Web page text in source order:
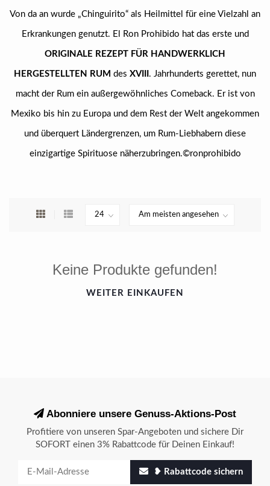
Von da an wurde „Chinguirito“ als Heilmittel für eine Vielzahl an
Erkrankungen genutzt. El Ron Prohibido hat das erste und
ORIGINALE REZEPT FÜR HANDWERKLICH
HERGESTELLTEN RUM des XVIII . Jahrhunderts gerettet, nun
macht der Rum ein außergewöhnliches Comeback. Er ist von
Mexiko bis hin zu Europa und dem Rest der Welt angekommen
und überquert Ländergrenzen, um Rum-Liebhabern diese
einzigartige Spirituose näherzubringen.©ronprohibido
Keine Produkte gefunden!
WEITER EINKAUFEN
Abonniere unsere Genuss-Aktions-Post
Profitiere von unseren Spar-Angeboten und sichere Dir
SOFORT einen 3% Rabattcode für Deinen Einkauf!
❥ Rabattcode sichern